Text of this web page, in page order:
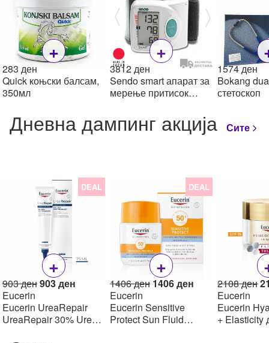
+
283 ден
Quick коњски балсам,
350мл
+
3812 ден
Sendo smart апарат за
мерење притисок
1574ден
Bokang
стетоскоп
Дневна дампинг акција Сите
DEAL
+
903денOriginal
was:
903 ден.
903ден
is:
903 ден.
Eucerin
Eucerin UreaRepair
UreaRepair 30% Urea
DEAL
+
1406ден Original
was:
1406 ден.
1406ден Current
1406 ден.
Eucerin
Eucerin Sensitive
Protect Sun Fluid
2108ден
Eucerin
Eucerin
+ Elasticity